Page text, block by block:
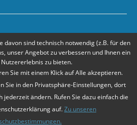
Informationen
davon sind technisch notwendig (z.B. für den
unser Angebot zu verbessern und Ihnen ein
zu bieten.
Sie mit einem Klick auf Alle akzeptieren.
Sie in den Privatsphäre-Einstellungen, dort
jederzeit ändern. Rufen Sie dazu einfach die
auf.Zu unseren